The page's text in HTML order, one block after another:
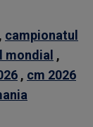
, campionatul
mondial ,
, cm 2026